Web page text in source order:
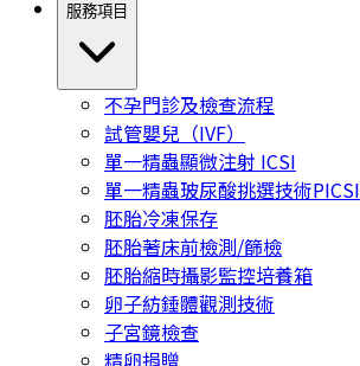
服務項目
不孕門診及檢查流程
試管嬰兒（IVF）
單一精蟲顯微注射 ICSI
單一精蟲玻尿酸挑選技術PICSI
胚胎冷凍保存
胚胎著床前檢測/篩檢
胚胎縮時攝影監控培養箱
卵子紡錘體觀測技術
子宮鏡檢查
精卵捐贈